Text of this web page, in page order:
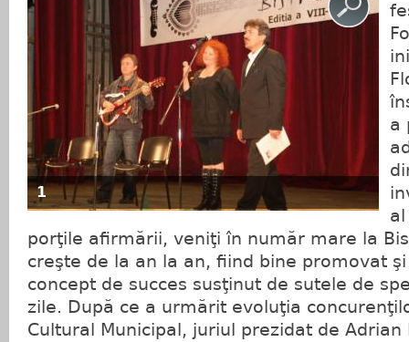
1
a
porţile afirmării, veniţi în număr mare la
creşte de la an la an, fiind bine promovat
concept de succes susţinut de sutele de
zile. După ce a urmărit evoluţia
Cultural Municipal, juriul prezidat de